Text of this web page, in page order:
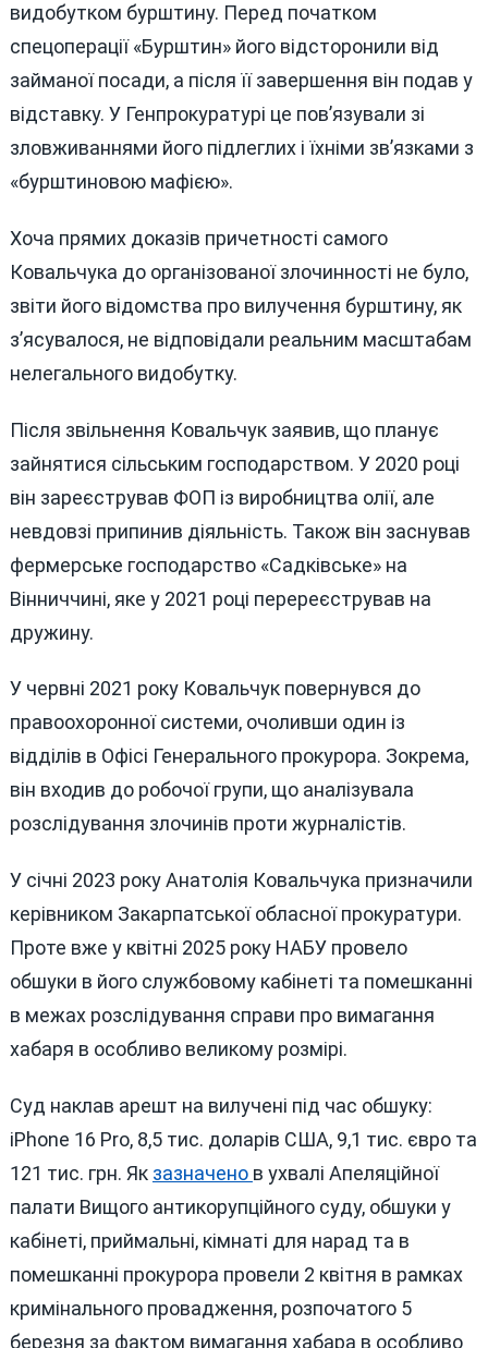
видобутком бурштину. Перед початком
спецоперації «Бурштин» його відсторонили від
займаної посади, а після її завершення він подав у
відставку. У Генпрокуратурі це пов’язували зі
зловживаннями його підлеглих і їхніми зв’язками з
«бурштиновою мафією».
Хоча прямих доказів причетності самого
Ковальчука до організованої злочинності не було,
звіти його відомства про вилучення бурштину, як
з’ясувалося, не відповідали реальним масштабам
нелегального видобутку.
Після звільнення Ковальчук заявив, що планує
зайнятися сільським господарством. У 2020 році
він зареєстрував ФОП із виробництва олії, але
невдовзі припинив діяльність. Також він заснував
фермерське господарство «Садківське» на
Вінниччині, яке у 2021 році перереєстрував на
дружину.
У червні 2021 року Ковальчук повернувся до
правоохоронної системи, очоливши один із
відділів в Офісі Генерального прокурора. Зокрема,
він входив до робочої групи, що аналізувала
розслідування злочинів проти журналістів.
У січні 2023 року Анатолія Ковальчука призначили
керівником Закарпатської обласної прокуратури.
Проте вже у квітні 2025 року НАБУ провело
обшуки в його службовому кабінеті та помешканні
в межах розслідування справи про вимагання
хабаря в особливо великому розмірі.
Суд наклав арешт на вилучені під час обшуку:
iPhone 16 Pro, 8,5 тис. доларів США, 9,1 тис. євро та
121 тис. грн. Як зазначено в ухвалі Апеляційної
палати Вищого антикорупційного суду, обшуки у
кабінеті, приймальні, кімнаті для нарад та в
помешканні прокурора провели 2 квітня в рамках
кримінального провадження, розпочатого 5
березня за фактом вимагання хабара в особливо